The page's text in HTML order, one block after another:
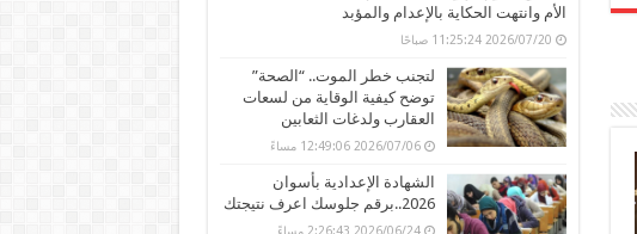
الأم وانتهت الحكاية بالإعدام والمؤبد
2026/07/20 11:25:24 صباحًا
لتجنب خطر الموت.. “الصحة”
توضح كيفية الوقاية من لسعات
العقارب ولدغات الثعابين
2026/07/06 12:49:06 مساءً
الشهادة الإعدادية بأسوان
2026..برقم جلوسك اعرف نتيجتك
2026/06/24 2:26:43 مساءً